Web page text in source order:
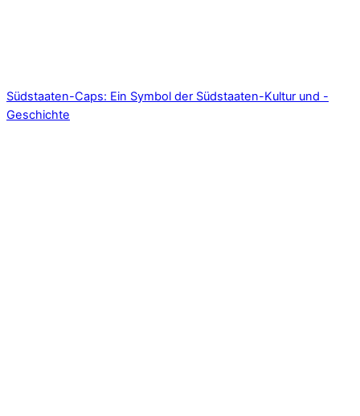
Südstaaten-Caps: Ein Symbol der Südstaaten-Kultur und -
Geschichte